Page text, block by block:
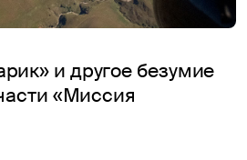
и другое безумие
«Миссия